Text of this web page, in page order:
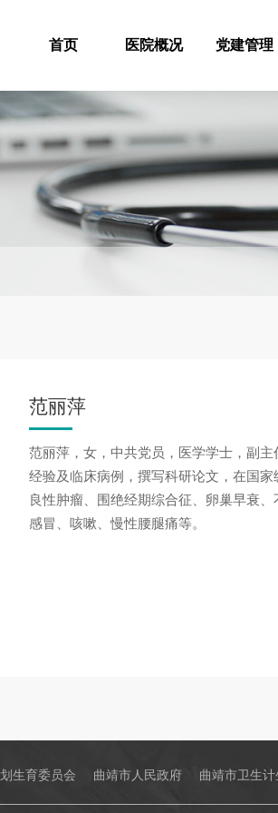
首页 医院概况 党建管理
范丽萍
范丽萍，女，中共党员，医学学士，副
经验及临床病例，撰写科研论文，在国
良性肿瘤、围绝经期综合征、卵巢早衰
感冒、咳嗽、慢性腰腿痛等。
生育委员会 曲靖市人民政府 曲靖市卫生计